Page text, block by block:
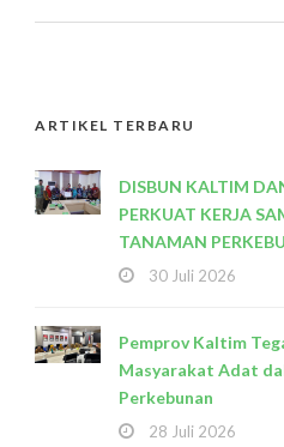
ARTIKEL TERBARU
DISBUN KALTIM
PERKUAT KERJA
TANAMAN
30 Juli 2026
Pemprov Kaltim
Masyarakat Adat
Perkebunan
28 Juli 2026